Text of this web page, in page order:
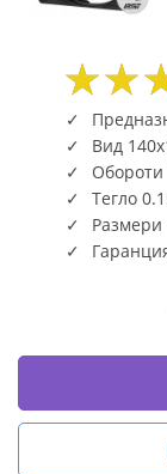
|
Вид
Тегло
Размери